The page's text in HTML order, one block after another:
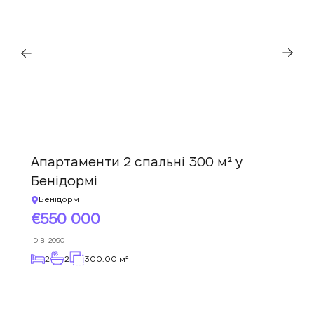
Апартаменти 2 спальні 300 м² у
Бенідормі
Бенідорм
550 000
ID B-2090
2 2 300.00 м²